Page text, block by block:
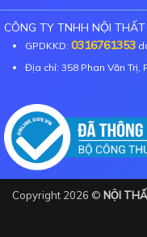
CÔNG TY TNHH NỘI
GPDKKD: 0316761353
Địa chỉ: 358 Phan Văn Trị,
Copyright 2026 © NỘI